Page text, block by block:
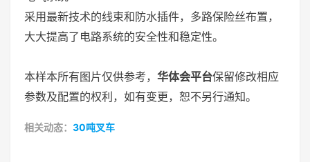
采用最新技术的线束和防水插件，多路保险丝布置，
大大提高了电路系统的安全性和稳定性。
本样本所有图片仅供参考， 华体会平台保留修改相应
参数及配置的权利，如有变更，恕不另行通知。
相关动态： 30吨叉车